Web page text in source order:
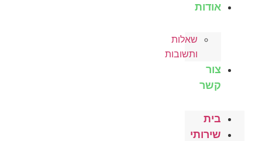
אודות
שאלות
ותשובות
צור
קשר
בית
שירותי